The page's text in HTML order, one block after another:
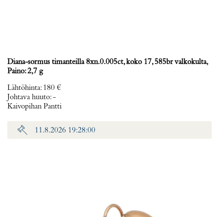
Diana-sormus timanteilla 8xn.0.005ct, koko 17, 585br valkokulta,
Paino: 2,7 g
Lähtöhinta: 180 €
Johtava huuto:-
Kaivopihan Pantti
11.8.2026 19:28:00